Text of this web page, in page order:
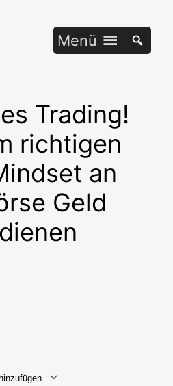
Menü
Trading!
richtigen
an
Geld